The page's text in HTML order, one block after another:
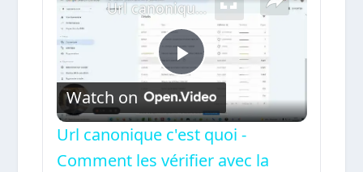
Play
Video
Url canonique c'est quoi - Comment les vérifier avec la Google Search Console
Watch on
Url canonique c'est quoi -
Comment les vérifier avec la